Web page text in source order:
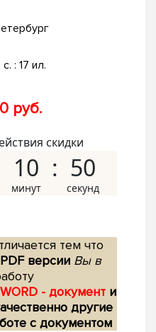
: 17 ил.
руб.
скидки
10 49
тем что
версии Вы в
- документ и
другие
с документом